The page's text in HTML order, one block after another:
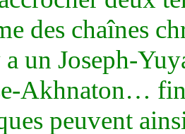
des chaînes
un Joseph-
Akhnaton…
peuvent